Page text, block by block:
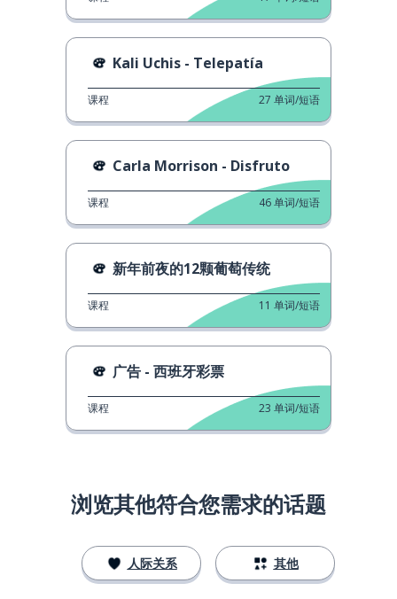
Kali Uchis - Telepatía
课程 27 单词/短语
Carla Morrison - Disfruto
课程 46单词/短语
新年前夜的12颗葡萄传统
课程 11 单词/短语
广告 - 西班牙彩票
课程 23 单词/短语
浏览其他符合您需求的话题
人际关系 其他